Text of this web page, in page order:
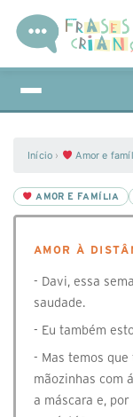
Início › Amor e
AMOR E FAMÍLIA
AMOR À
- Davi, essa
saudade.
- Eu também
- Mas temos
mãozinhas com
a máscara e,